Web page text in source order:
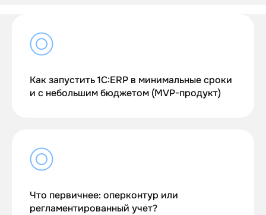
Как запустить 1С:ERP в минимальные сроки
и с небольшим бюджетом (MVP-продукт)
Что первичнее: оперконтур или
регламентированный учет?